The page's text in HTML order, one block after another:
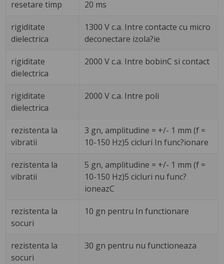
resetare timp 20 ms
rigiditate
dielectrica
1300 V c.a. Intre contacte cu micro
deconectare izola?ie
rigiditate
dielectrica
2000 V c.a. Intre bobinC si contact
rigiditate
dielectrica
2000 V c.a. Intre poli
rezistenta la
vibratii
3 gn, amplitudine = +/- 1 mm (f =
10-150 Hz)5 cicluri In func?ionare
rezistenta la
vibratii
5 gn, amplitudine = +/- 1 mm (f =
10-150 Hz)5 cicluri nu func?
ioneazC
rezistenta la
socuri
10 gn pentru In functionare
rezistenta la
socuri
30 gn pentru nu functioneaza